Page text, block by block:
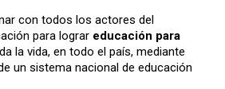
con todos los actores del
para lograr educación para
la vida, en todo el país, mediante
un sistema nacional de educación